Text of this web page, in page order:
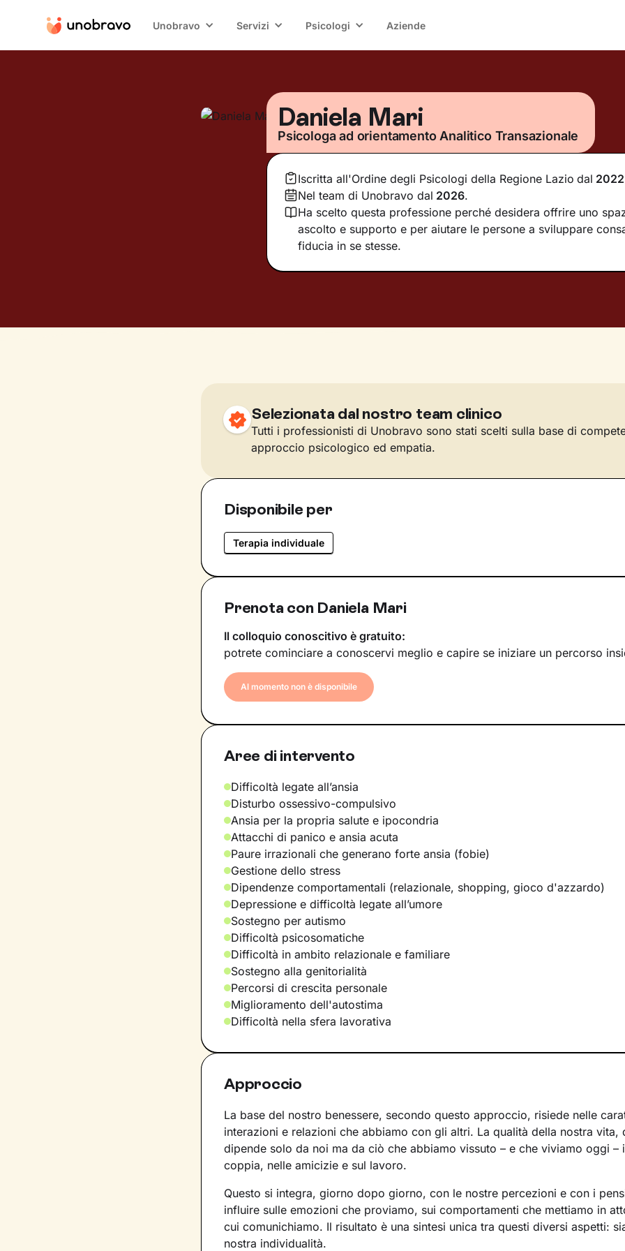
Unobravo Servizi Psicologi Aziende
Daniela Mari
Psicologa ad orientamento Analitico Transazionale
Iscritta all'Ordine degli Psicologi della Regione Lazio dal 2022
Nel team di Unobravo dal 2026.
Ha scelto questa professione perché desidera offrire uno
ascolto e supporto e per aiutare le persone a sviluppare
fiducia in se stesse.
Selezionata dal nostro team clinico
Tutti i professionisti di Unobravo sono stati scelti sulla base di
approccio psicologico ed empatia.
Disponibile per
Terapia individuale
Prenota con Daniela Mari
Il colloquio conoscitivo è gratuito:
potrete cominciare a conoscervi meglio e capire se iniziare un percorso
Al momento non è disponibile
Aree di intervento
Difficoltà legate all’ansia
Disturbo ossessivo-compulsivo
Ansia per la propria salute e ipocondria
Attacchi di panico e ansia acuta
Paure irrazionali che generano forte ansia (fobie)
Gestione dello stress
Dipendenze comportamentali (relazionale, shopping, gioco d'azzardo)
Depressione e difficoltà legate all’umore
Sostegno per autismo
Difficoltà psicosomatiche
Difficoltà in ambito relazionale e familiare
Sostegno alla genitorialità
Percorsi di crescita personale
Miglioramento dell'autostima
Difficoltà nella sfera lavorativa
Approccio
La base del nostro benessere, secondo questo approccio, risiede nelle
interazioni e relazioni che abbiamo con gli altri. La qualità della nostra vita,
dipende solo da noi ma da ciò che abbiamo vissuto – e che viviamo oggi –
coppia, nelle amicizie e sul lavoro.
Questo si integra, giorno dopo giorno, con le nostre percezioni e con i
influire sulle emozioni che proviamo, sui comportamenti che mettiamo in
cui comunichiamo. Il risultato è una sintesi unica tra questi diversi aspetti:
nostra individualità.